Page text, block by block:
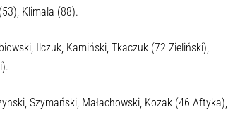
Klimala (88).
Ilczuk, Kamiński, Tkaczuk (72 Zieliński),
Szymański, Małachowski, Kozak (46 Aftyka),